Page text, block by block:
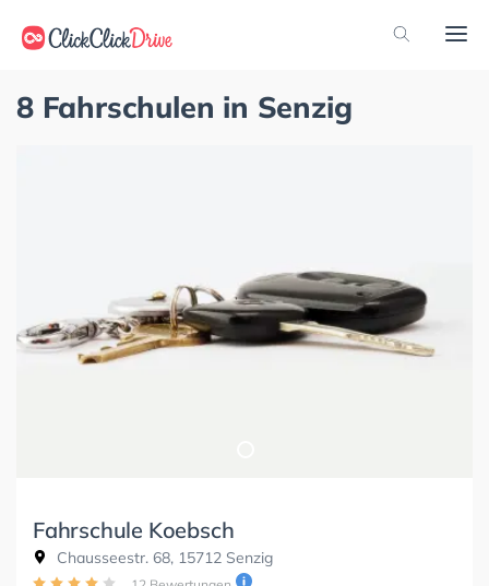
8 Fahrschulen in Senzig
Fahrschule Koebsch
Chausseestr. 68, 15712 Senzig